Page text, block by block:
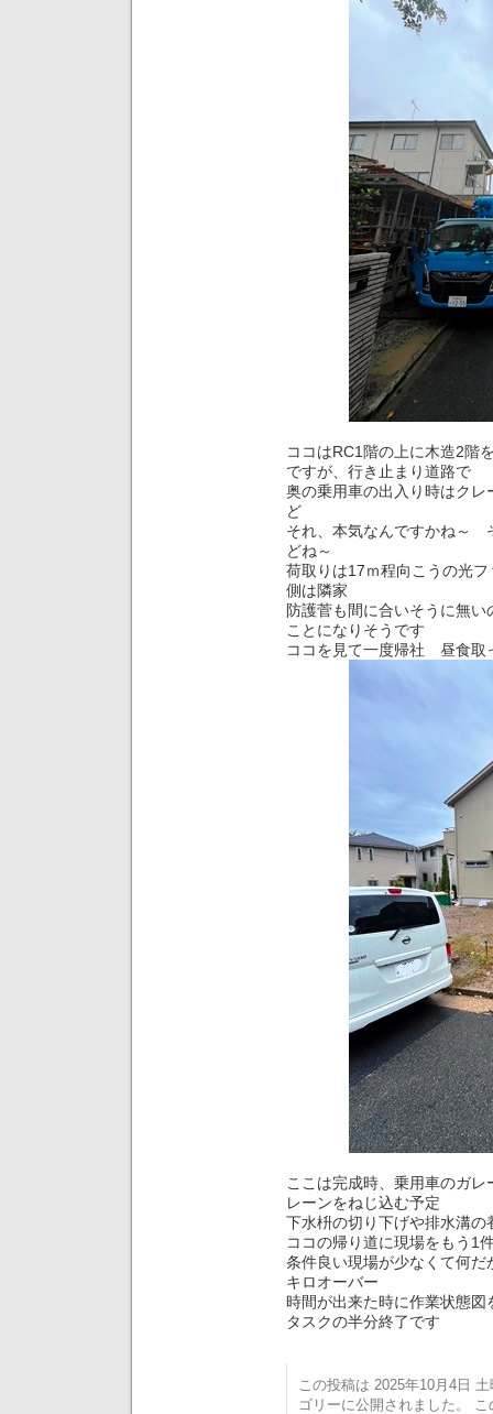
ココはRC1階の上に木造2
ですが、行き止まり道路で
奥の乗用車の出入り時はク
ど
それ、本気なんですかね～
どね～
荷取りは17ｍ程向こうの光
側は隣家
防護菅も間に合いそうに無
ことになりそうです
ココを見て一度帰社 昼食取
ここは完成時、乗用車のガ
レーンをねじ込む予定
下水枡の切り下げや排水溝
ココの帰り道に現場をもう1
条件良い現場が少なくて何
キロオーバー
時間が出来た時に作業状態
タスクの半分終了です
この投稿は 2025年10月4日
ゴリーに公開されました。